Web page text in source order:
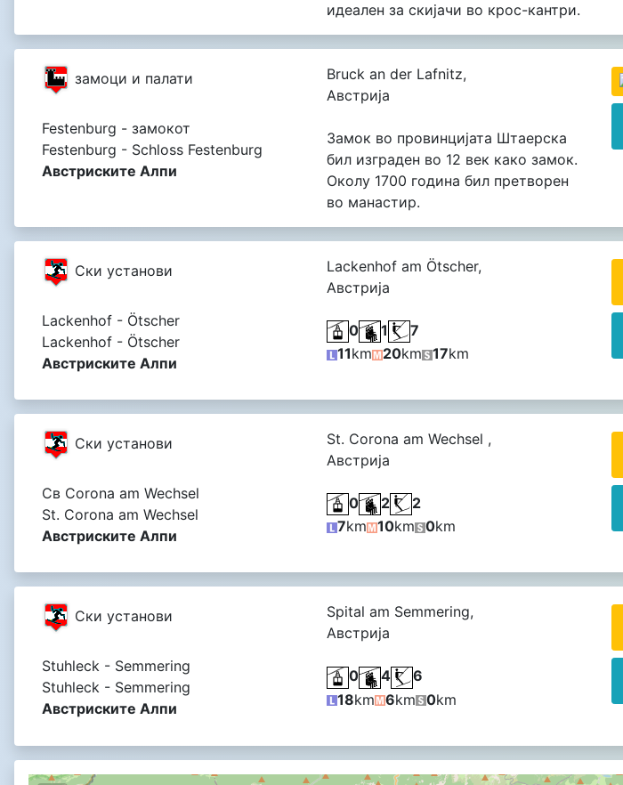
идеален за скијачи во крос-кантри.
замоци и палати
Festenburg - замокот
Festenburg - Schloss Festenburg
Австриските Алпи
Bruck an der Lafnitz,
Австрија
Замок во провинцијата Штаерска
бил изграден во 12 век како замок.
Околу 1700 година бил претворен
во манастир.
Cки установи
Lackenhof - Ötscher
Lackenhof - Ötscher
Австриските Алпи
Lackenhof am Ötscher,
Австрија
0 1
7
11km 20km 17km
Cки установи
Св Corona am Wechsel
St. Corona am Wechsel
Австриските Алпи
St. Corona am Wechsel ,
Австрија
0 2
2
7km 10km 0km
Cки установи
Stuhleck - Semmering
Stuhleck - Semmering
Австриските Алпи
Spital am Semmering,
Австрија
0 4
6
18km 6km 0km
della Bassa Austria